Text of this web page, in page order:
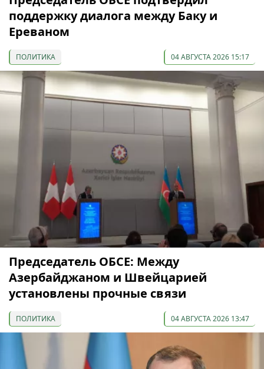
поддержку диалога между Баку и
Ереваном
ПОЛИТИКА 04 АВГУСТА 2026 15:17
Председатель ОБСЕ: Между
Азербайджаном и Швейцарией
установлены прочные связи
ПОЛИТИКА 04 АВГУСТА 2026 13:47